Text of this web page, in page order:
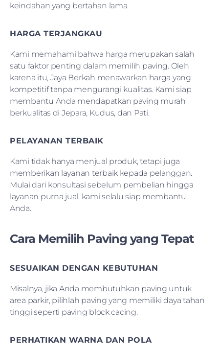
keindahan yang bertahan lama.
HARGA TERJANGKAU
Kami memahami bahwa harga merupakan salah
satu faktor penting dalam memilih paving. Oleh
karena itu, Jaya Berkah menawarkan harga yang
kompetitif tanpa mengurangi kualitas. Kami siap
membantu Anda mendapatkan paving murah
berkualitas di Jepara, Kudus, dan Pati.
PELAYANAN TERBAIK
Kami tidak hanya menjual produk, tetapi juga
memberikan layanan terbaik kepada pelanggan.
Mulai dari konsultasi sebelum pembelian hingga
layanan purna jual, kami selalu siap membantu
Anda.
Cara Memilih Paving yang Tepat
SESUAIKAN DENGAN KEBUTUHAN
Misalnya, jika Anda membutuhkan paving untuk
area parkir, pilihlah paving yang memiliki daya tahan
tinggi seperti paving block cacing.
PERHATIKAN WARNA DAN POLA